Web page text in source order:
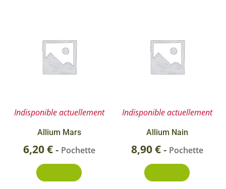
Indisponible actuellement
Allium Mars
6,20€- Pochette
Indisponible actuellement
Allium Nain
8,90€- Pochette